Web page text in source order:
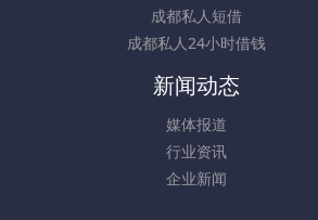
成都私人短借
成都私人24小时借钱
新闻动态
媒体报道
行业资讯
企业新闻